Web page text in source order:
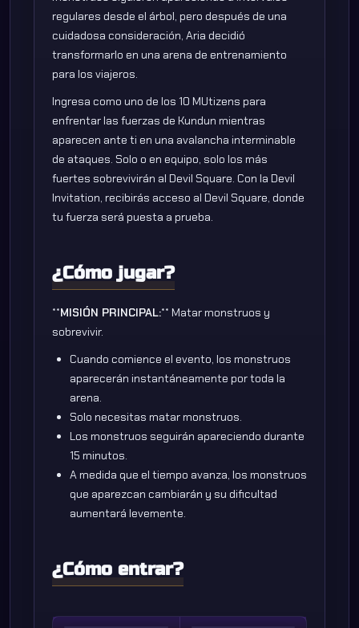
regulares desde el árbol, pero después de una
cuidadosa consideración, Aria decidió
transformarlo en una arena de entrenamiento
para los viajeros.
Ingresa como uno de los 10 MUtizens para
enfrentar las fuerzas de Kundun mientras
aparecen ante ti en una avalancha interminable
de ataques. Solo o en equipo, solo los más
fuertes sobrevivirán al Devil Square. Con la Devil
Invitation, recibirás acceso al Devil Square, donde
tu fuerza será puesta a prueba.
¿Cómo jugar?
**MISIÓN PRINCIPAL:** Matar monstruos y
sobrevivir.
Cuando comience el evento, los monstruos
aparecerán instantáneamente por toda la
arena.
Solo necesitas matar monstruos.
Los monstruos seguirán apareciendo durante
15 minutos.
A medida que el tiempo avanza, los monstruos
que aparezcan cambiarán y su dificultad
aumentará levemente.
¿Cómo entrar?